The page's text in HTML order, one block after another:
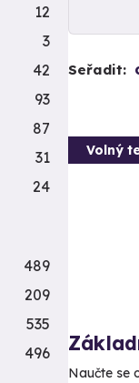
Seřadit:
Volný
Naučte se
12
3
42
93
87
31
24
489
209
535
496